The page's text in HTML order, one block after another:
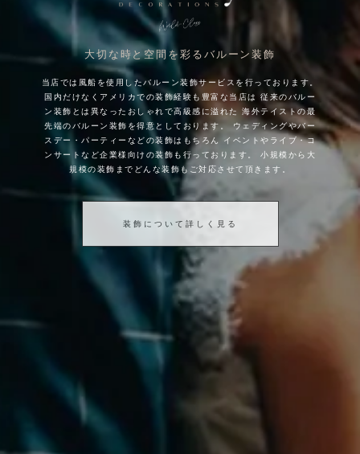
大切な時と空間を彩るバルーン装飾
当店では風船を使用したバルーン装飾サービスを行っております。
国内だけなくアメリカでの装飾経験も豊富な当店は
従来のバルー
ン装飾とは異なったおしゃれで高級感に溢れた
海外テイストの最
先端のバルーン装飾を得意としております。
ウェディングやバー
スデー・パーティーなどの装飾はもちろん
イベントやライブ・コ
ンサートなど企業様向けの装飾も行っております。
小規模から大
規模の装飾までどんな装飾もご対応させて頂きます。
装飾について詳しく見る